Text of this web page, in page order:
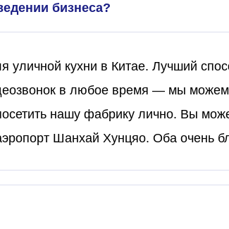
бизнеса?
кухни в Китае. Лучший
в любое время — мы
нашу фабрику лично. Вы
Шанхай Хунцяо. Оба очень